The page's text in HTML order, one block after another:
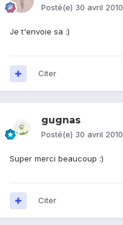
Posté(e) 30 avril 2010
Je t'envoie sa :)
Citer
gugnas
Posté(e) 30 avril 2010
Super merci beaucoup :)
Citer